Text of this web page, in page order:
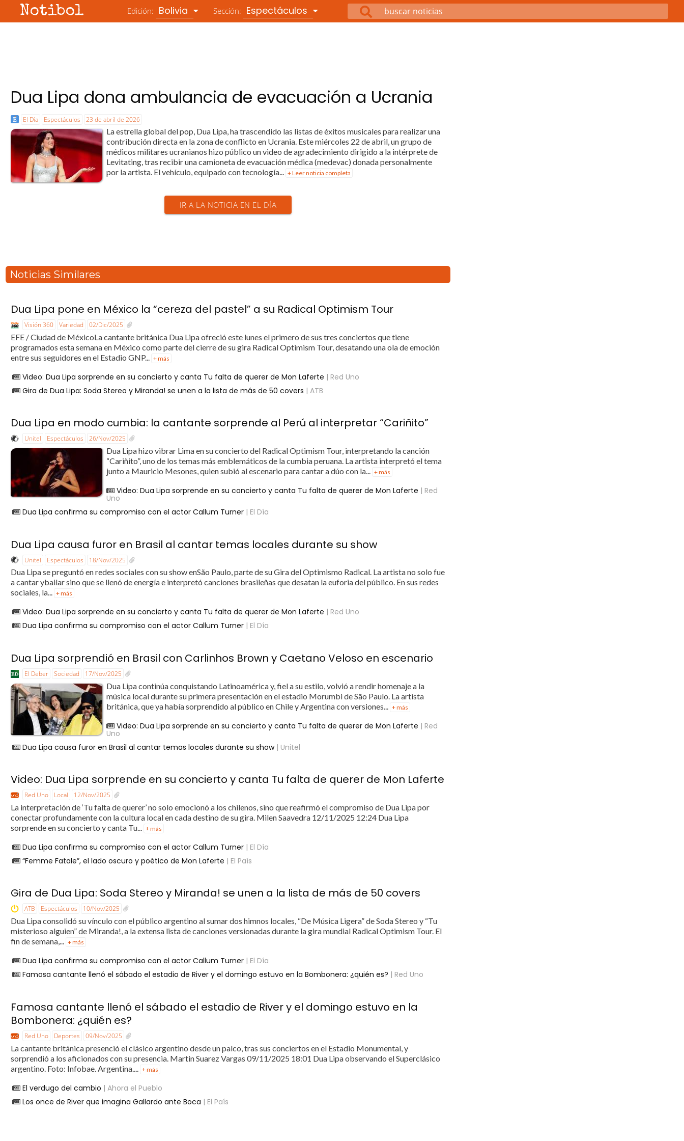
Notibol Edición: Bolivia Sección: Espectáculos
Dua Lipa dona ambulancia de evacuación a Ucrania
El Día Espectáculos 23 de abril de 2026
La estrella global del pop, Dua Lipa, ha trascendido las listas de éxitos musicales para realizar una
contribución directa en la zona de conflicto en Ucrania. Este miércoles 22 de abril, un grupo de
médicos militares ucranianos hizo público un video de agradecimiento dirigido a la intérprete de
Levitating, tras recibir una camioneta de evacuación médica (medevac) donada personalmente
por la artista. El vehículo, equipado con tecnología... + Leer noticia completa
IR A LA NOTICIA EN EL DÍA
Noticias Similares
Dua Lipa pone en México la “cereza del pastel” a su Radical Optimism Tour
Visión 360 Variedad 02/Dic/2025
EFE / Ciudad de MéxicoLa cantante británica Dua Lipa ofreció este lunes el primero de sus tres conciertos que tiene
programados esta semana en México como parte del cierre de su gira Radical Optimism Tour, desatando una ola de emoción
entre sus seguidores en el Estadio GNP...
+ más
Video: Dua Lipa sorprende en su concierto y canta Tu falta de querer de Mon Laferte | Red Uno
Gira de Dua Lipa: Soda Stereo y Miranda! se unen a la lista de más de 50 covers | ATB
Dua Lipa en modo cumbia: la cantante sorprende al Perú al interpretar “Cariñito”
Unitel Espectáculos 26/Nov/2025
Dua Lipa hizo vibrar Lima en su concierto del Radical Optimism Tour, interpretando la canción
“Cariñito”, uno de los temas más emblemáticos de la cumbia peruana. La artista interpretó el tema
junto a Mauricio Mesones, quien subió al escenario para cantar a dúo con la... + más
Video: Dua Lipa sorprende en su concierto y canta Tu falta de querer de Mon Laferte | Red
Uno
Dua Lipa confirma su compromiso con el actor Callum Turner | El Día
Dua Lipa causa furor en Brasil al cantar temas locales durante su show
Unitel Espectáculos 18/Nov/2025
Dua Lipa se preguntó en redes sociales con su show enSão Paulo, parte de su Gira del Optimismo Radical. La artista no solo fue
a cantar ybailar sino que se llenó de energía e interpretó canciones brasileñas que desatan la euforia del público. En sus redes
sociales, la... + más
Video: Dua Lipa sorprende en su concierto y canta Tu falta de querer de Mon Laferte | Red Uno
Dua Lipa confirma su compromiso con el actor Callum Turner | El Día
Dua Lipa sorprendió en Brasil con Carlinhos Brown y Caetano Veloso en escenario
El Deber Sociedad 17/Nov/2025
Dua Lipa continúa conquistando Latinoamérica y, fiel a su estilo, volvió a rendir homenaje a la
música local durante su primera presentación en el estadio Morumbi de São Paulo. La artista
británica, que ya había sorprendido al público en Chile y Argentina con versiones...
+ más
Video: Dua Lipa sorprende en su concierto y canta Tu falta de querer de Mon Laferte | Red
Uno
Dua Lipa causa furor en Brasil al cantar temas locales durante su show| Unitel
Video: Dua Lipa sorprende en su concierto y canta Tu falta de querer de Mon Laferte
Red Uno Local 12/Nov/2025
La interpretación de ‘Tu falta de querer’ no solo emocionó a los chilenos, sino que reafirmó el compromiso de Dua Lipa por
conectar profundamente con la cultura local en cada destino de su gira. Milen Saavedra 12/11/2025 12:24 Dua Lipa
sorprende en su concierto y canta Tu... + más
Dua Lipa confirma su compromiso con el actor Callum Turner | El Día
“Femme Fatale”, el lado oscuro y poético de Mon Laferte | El País
Gira de Dua Lipa: Soda Stereo y Miranda! se unen a la lista de más de 50 covers
ATB Espectáculos 10/Nov/2025
Dua Lipa consolidó su vínculo con el público argentino al sumar dos himnos locales, “De Música Ligera” de Soda Stereo y “Tu
misterioso alguien” de Miranda!, a la extensa lista de canciones versionadas durante la gira mundial Radical Optimism Tour. El
fin de semana,... + más
Dua Lipa confirma su compromiso con el actor Callum Turner | El Día
Famosa cantante llenó el sábado el estadio de River y el domingo estuvo en la Bombonera: ¿quién es? | Red Uno
Famosa cantante llenó el sábado el estadio de River y el domingo estuvo en la
Bombonera: ¿quién es?
Red Uno Deportes 09/Nov/2025
La cantante británica presenció el clásico argentino desde un palco, tras sus conciertos en el Estadio Monumental, y
sorprendió a los aficionados con su presencia. Martin Suarez Vargas 09/11/2025 18:01 Dua Lipa observando el Superclásico
argentino. Foto: Infobae. Argentina....
+ más
El verdugo del cambio | Ahora el Pueblo
Los once de River que imagina Gallardo ante Boca | El País